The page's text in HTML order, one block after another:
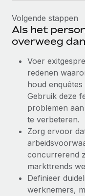
Volgende stappen
Als het
overweeg
Voer
redenen
houd
Gebruik deze
problemen
te verbeteren.
Zorg ervoor
concurrerend
markttrends
Definieer
werknemers,